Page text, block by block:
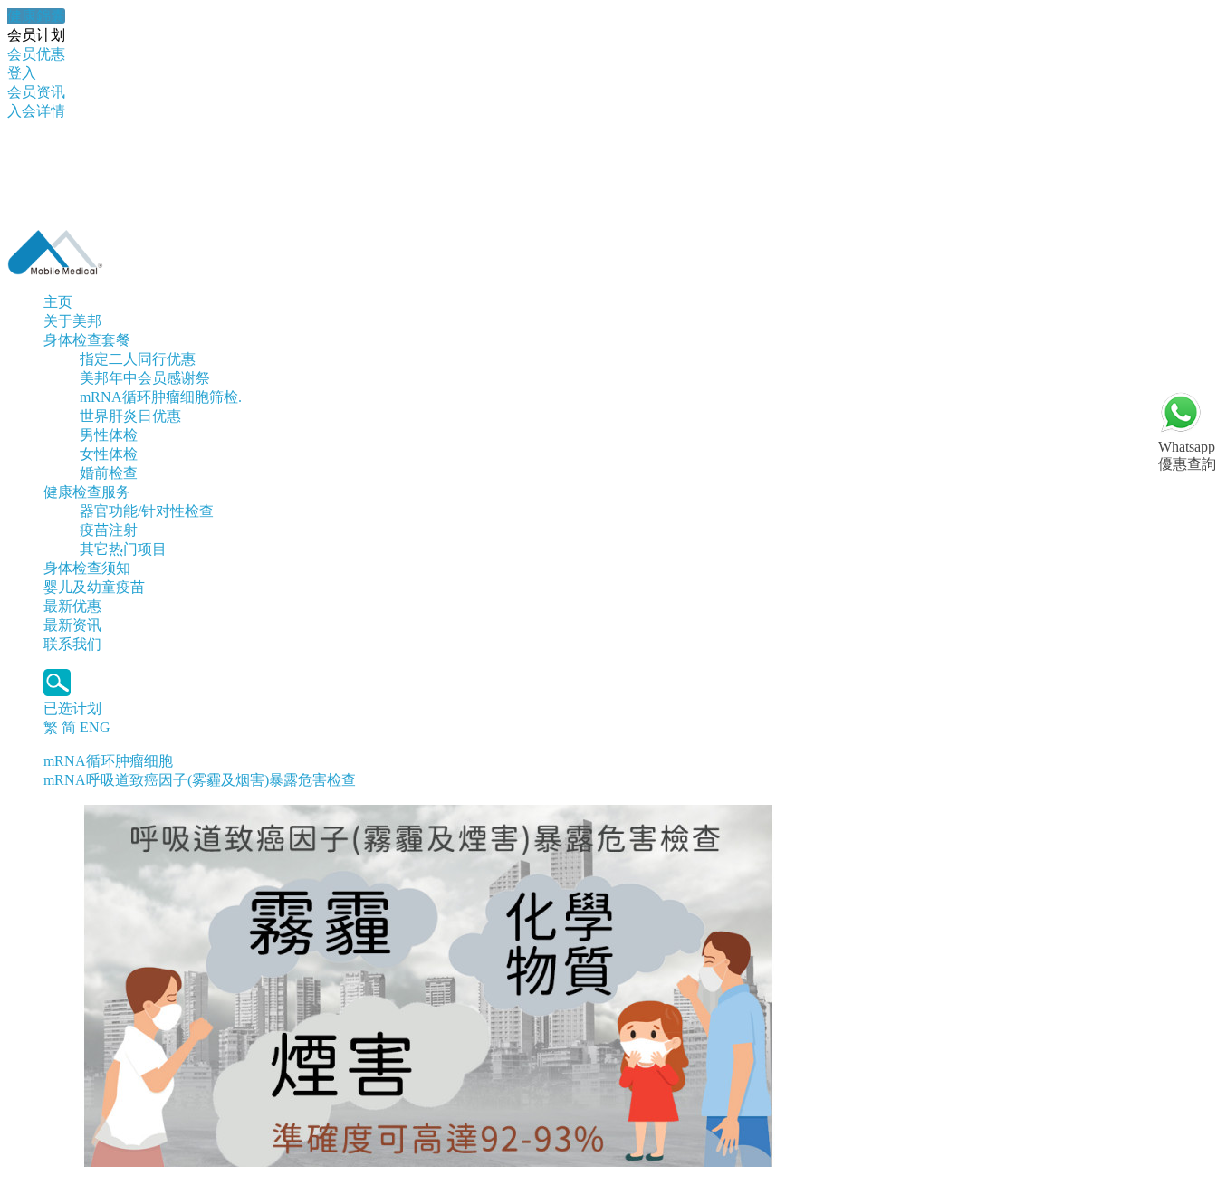
健康錦囊
会员计划
会员优惠
登入
会员资讯
入会详情
主页
关于美邦
身体检查套餐
指定二人同行优惠
美邦年中会员感谢祭
mRNA循环肿瘤细胞筛检.
世界肝炎日优惠
男性体检
女性体检
婚前检查
健康检查服务
器官功能/针对性检查
疫苗注射
其它热门项目
身体检查须知
婴儿及幼童疫苗
最新优惠
最新资讯
联系我们
已选计划
繁 简 ENG
Whatsapp
優惠查詢
mRNA循环肿瘤细胞
mRNA呼吸道致癌因子(雾霾及烟害)暴露危害检查